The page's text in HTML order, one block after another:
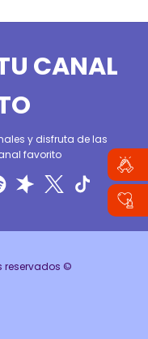
CANAL
y disfruta de las
favorito
reservados ©